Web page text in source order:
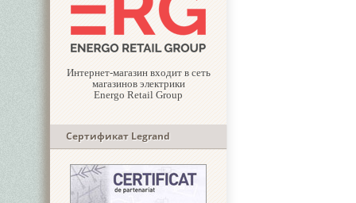
Интернет-магазин входит в сеть
магазинов электрики
Energo Retail Group
Сертификат Legrand